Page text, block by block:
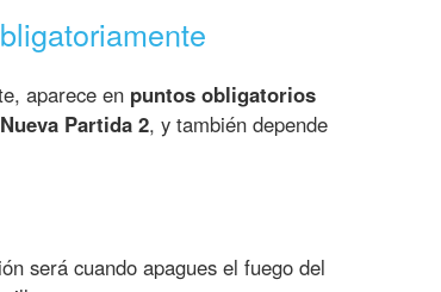
aparece en puntos obligatorios
Partida 2, y también depende
será cuando apagues el fuego del